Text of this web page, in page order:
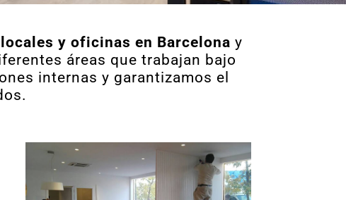
y oficinas en Barcelona y
áreas que trabajan bajo
internas y garantizamos el